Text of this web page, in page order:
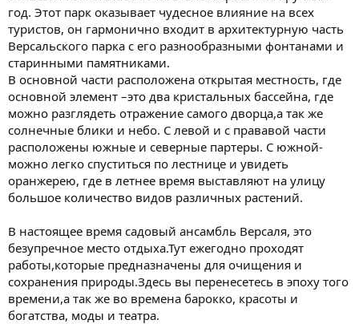
год. Этот парк оказывает чудесное влияние на всех
туристов, он гармонично входит в архитектурную часть
Версальского парка с его разнообразными фонтанами и
старинными памятниками.
В основной части расположена открытая местность, где
основной элемент –это два кристальных бассейна, где
можно разглядеть отражение самого дворца,а так же
солнечные блики и небо. С левой и с прававой части
расположены южные и северные партеры. С южной-
можно легко спуститься по лестнице и увидеть
оранжерею, где в летнее время выставляют на улицу
большое количество видов различных растений.
В настоящее время садовый ансамбль Версаля, это
безупречное место отдыха.Тут ежегодно проходят
работы,которые предназначены для очищения и
сохранения природы.Здесь вы перенесетесь в эпоху того
времени,а так же во времена барокко, красоты и
богатства, моды и театра.